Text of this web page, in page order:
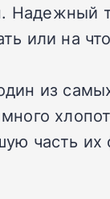
или на
из
часть